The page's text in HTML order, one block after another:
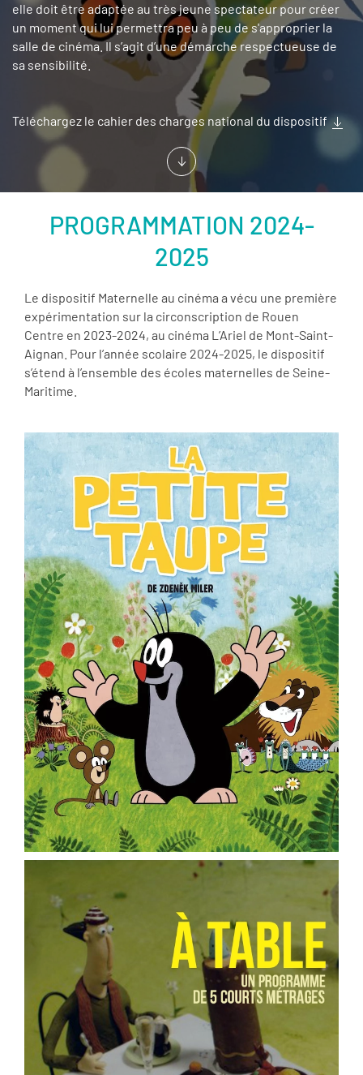
elle doit être adaptée au très jeune spectateur pour créer
un moment qui lui permettra peu à peu de s'approprier la
salle de cinéma. Il s’agit d’une démarche respectueuse de
sa sensibilité.
Téléchargez le cahier des charges national du dispositif
PROGRAMMATION 2024-
2025
Le dispositif Maternelle au cinéma a vécu une première
expérimentation sur la circonscription de Rouen
Centre en 2023-2024, au cinéma L’Ariel de Mont-Saint-
Aignan. Pour l’année scolaire 2024-2025, le dispositif
s’étend à l’ensemble des écoles maternelles de Seine-
Maritime.
er
Voir la fiche film
ème